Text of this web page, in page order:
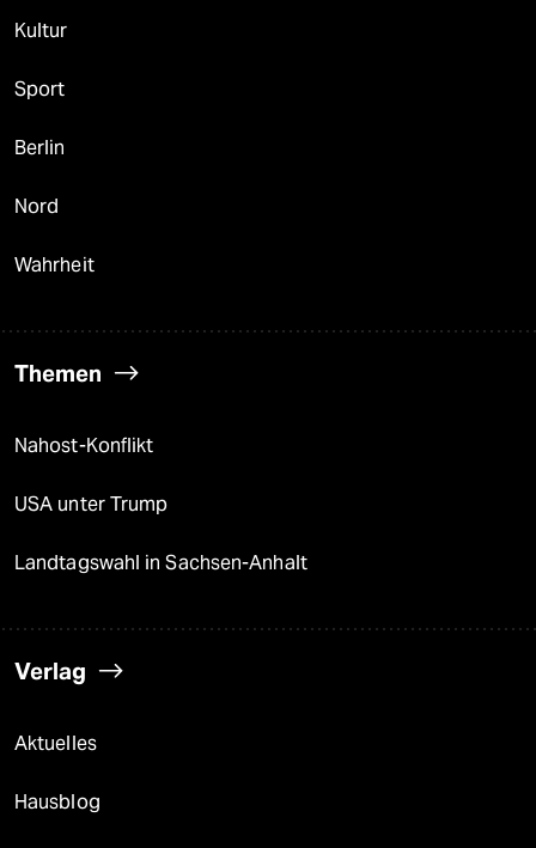
Kultur
Sport
Berlin
Nord
Wahrheit
Themen
Nahost-Konflikt
USA unter Trump
Landtagswahl in Sachsen-Anhalt
Verlag
Aktuelles
Hausblog